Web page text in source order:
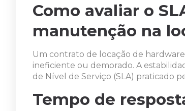
Como avaliar o
manutenção na
Um contrato de locação de
ineficiente ou demorado. A
de Nível de Serviço (SLA) praticado
Tempo de